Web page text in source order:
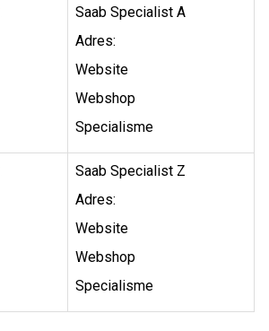
Saab Specialist A
Adres:
Website
Webshop
Specialisme
Saab Specialist Z
Adres:
Website
Webshop
Specialisme